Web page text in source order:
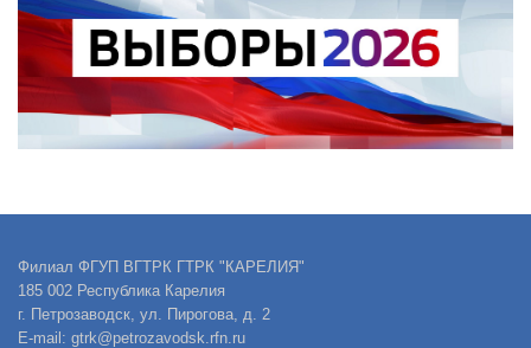
Филиал ФГУП ВГТРК ГТРК "КАРЕЛИЯ"
185 002 Республика Карелия
г. Петрозаводск, ул. Пирогова, д. 2
E-mail: gtrk@petrozavodsk.rfn.ru